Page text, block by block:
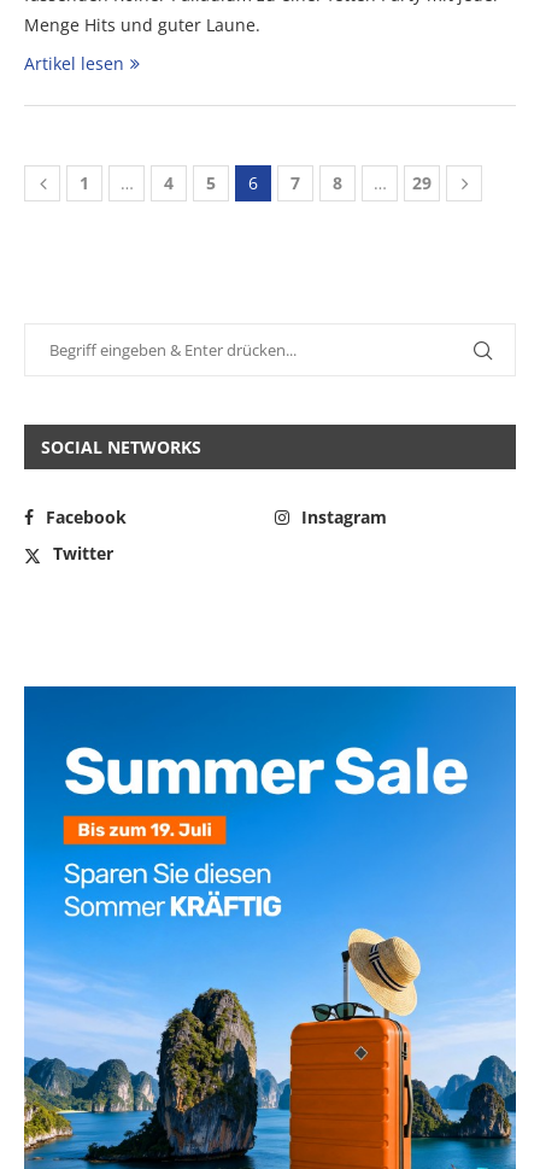
Menge Hits und guter Laune.
Artikel lesen
1 … 4 5 6 7 8 … 29
SOCIAL NETWORKS
Facebook
Instagram
Twitter